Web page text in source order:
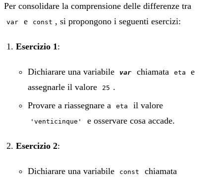
Per consolidare la comprensione delle differenze tra
var e const , si propongono i seguenti esercizi:
Esercizio 1 :
Dichiarare una variabile var chiamata eta
e
assegnarle il valore
25 .
Provare a riassegnare a
eta il valore
'venticinque' e osservare cosa accade.
Esercizio 2:
Dichiarare una variabile const chiamata